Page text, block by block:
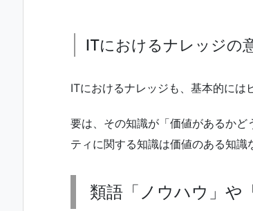
ITにおけるナレッジの
ITにおけるナレッジも、基本的には
要は、その知識が「価値があるかど
ティに関する知識は価値のある知識
類語「ノウハウ」や